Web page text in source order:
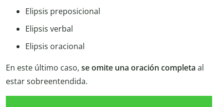
Elipsis preposicional
Elipsis verbal
Elipsis oracional
En este último caso, se omite una oración completa al
estar sobreentendida.